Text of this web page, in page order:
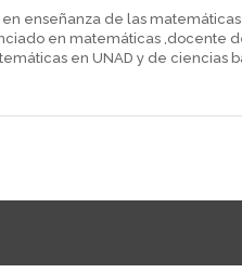
enseñanza de las
en matemáticas ,docente
en UNAD y de ciencias